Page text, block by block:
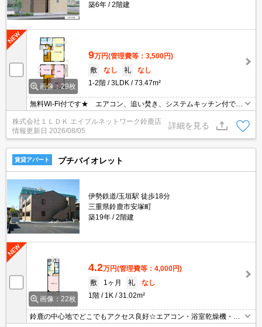
築6年
2階建
画像：29枚
9万円(管理費等：3,500円)
敷
なし 礼
なし
1-2階
3LDK 73.47m²
無料Wi-Fi付です★ エアコン、追い焚き、システムキッチン付で設
備充実です★ お問い合わせは、グリーンの看板「エイブル」まで
★
株式会社１ＬＤＫ エイブルネットワーク鈴鹿店
情報更新日 2026/08/05
詳細を見る
賃貸アパート プチバイオレット
伊勢鉄道/玉垣駅 徒歩18分
三重県鈴鹿市安塚町
築19年
2階建
画像：22枚
4.2万円(管理費等：4,000円)
敷
1ヶ月 礼
なし
1階
1K 31.02m²
鈴鹿の中心地でどこでもアクセス良好☆エアコン・浴室乾燥機・ウ